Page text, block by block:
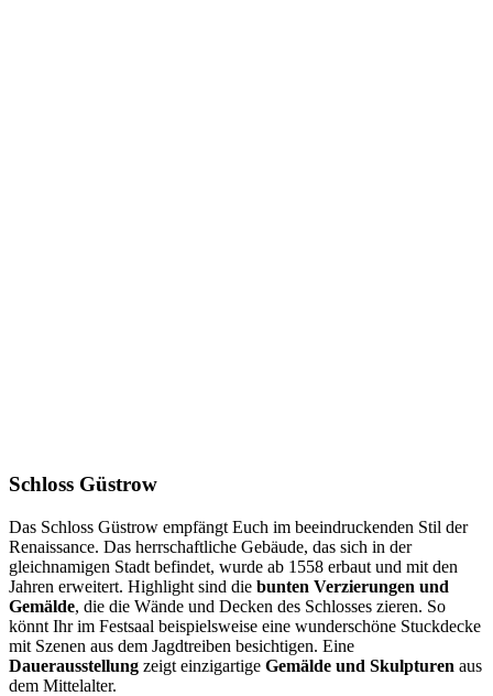
Schloss Güstrow
Das Schloss Güstrow empfängt Euch im beeindruckenden Stil der
Renaissance. Das herrschaftliche Gebäude, das sich in der
gleichnamigen Stadt befindet, wurde ab 1558 erbaut und mit den
Jahren erweitert. Highlight sind die bunten Verzierungen und
Gemälde, die die Wände und Decken des Schlosses zieren. So
könnt Ihr im Festsaal beispielsweise eine wunderschöne Stuckdecke
mit Szenen aus dem Jagdtreiben besichtigen. Eine
Dauerausstellung zeigt einzigartige Gemälde und Skulpturen aus
dem Mittelalter.